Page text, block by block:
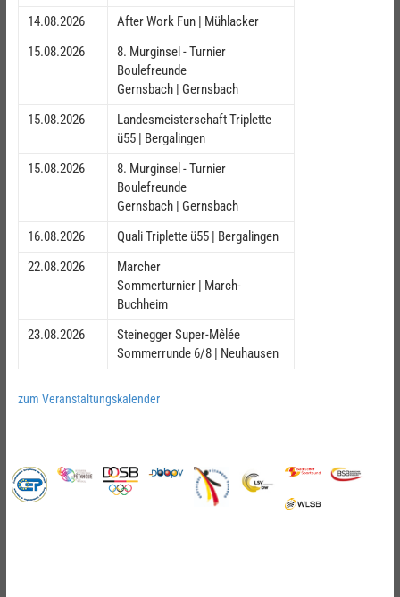
14.08.2026
After Work Fun | Mühlacker
15.08.2026
8. Murginsel - Turnier
Boulefreunde
Gernsbach | Gernsbach
15.08.2026
Landesmeisterschaft Triplette
ü55 | Bergalingen
15.08.2026
8. Murginsel - Turnier
Boulefreunde
Gernsbach | Gernsbach
16.08.2026
Quali Triplette ü55 | Bergalingen
22.08.2026
Marcher
Sommerturnier | March-
Buchheim
23.08.2026
Steinegger Super-Mêlée
Sommerrunde 6/8 | Neuhausen
zum Veranstaltungskalender